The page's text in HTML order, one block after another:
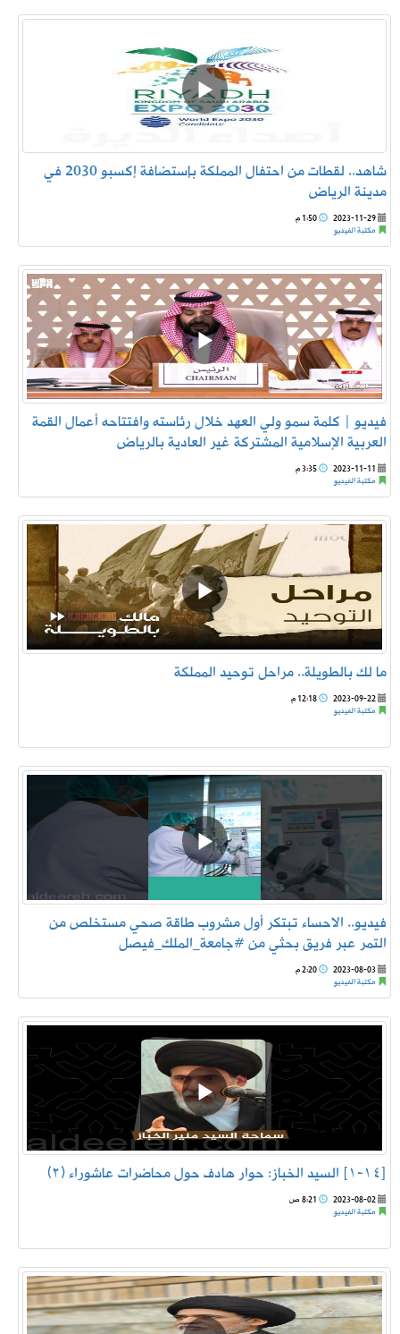
شاهد.. لقطات من احتفال المملكة بإستضافة إكسبو 2030 في
مدينة الرياض
2023-11-29
مكتبة الفيديو
فيديو‬⁩ | كلمة سمو ⁧‫ولي العهد‬⁩ خلال رئاسته وافتتاحه أعمال القمة
العربية الإسلامية المشتركة‬⁩ غير العادية بالرياض
2023-11-11
مكتبة الفيديو
ما لك بالطويلة.. مراحل توحيد المملكة
2023-09-22
مكتبة الفيديو
فيديو.. الاحساء‬⁩ تبتكر أول مشروب طاقة صحي مستخلص من
التمر عبر فريق بحثي من ⁧‫#جامعة_الملك_فيصل‬⁩
2023-08-03
مكتبة الفيديو
[١٤-١] السيد الخباز: حوار هادف حول محاضرات عاشوراء (٢)
2023-08-02
مكتبة الفيديو